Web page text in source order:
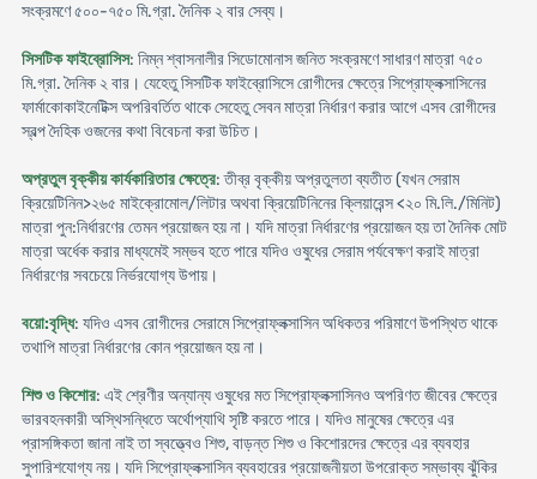
সংক্রমণে ৫০০-৭৫০ মি.গ্রা. দৈনিক ২ বার সেব্য।
সিসটিক ফাইব্রোসিস: নিম্ন শ্বাসনালীর সিডোমোনাস জনিত সংক্রমণে সাধারণ মাত্রা ৭৫০
মি.গ্রা. দৈনিক ২ বার। যেহেতু সিসটিক ফাইব্রোসিসে রোগীদের ক্ষেত্রে সিপ্রোফ্লক্সাসিনের
ফার্মাকোকাইনেটিক্স অপরিবর্তিত থাকে সেহেতু সেবন মাত্রা নির্ধারণ করার আগে এসব রোগীদের
স্বল্প দৈহিক ওজনের কথা বিবেচনা করা উচিত।
অপ্রতুল বৃক্কীয় কার্যকারিতার ক্ষেত্রে: তীব্র বৃক্কীয় অপ্রতুলতা ব্যতীত (যখন সেরাম
ক্রিয়েটিনিন>২৬৫ মাইক্রোমোল/লিটার অথবা ক্রিয়েটিনিনের ক্লিয়ারেন্স <২০ মি.লি./মিনিট)
মাত্রা পুন:নির্ধারণের তেমন প্রয়োজন হয় না। যদি মাত্রা নির্ধারণের প্রয়োজন হয় তা দৈনিক মোট
মাত্রা অর্ধেক করার মাধ্যমেই সম্ভব হতে পারে যদিও ওষুধের সেরাম পর্যবেক্ষণ করাই মাত্রা
নির্ধারণের সবচেয়ে নির্ভরযোগ্য উপায়।
বয়ো:বৃদ্ধি: যদিও এসব রোগীদের সেরামে সিপ্রোফ্লক্সাসিন অধিকতর পরিমাণে উপস্থিত থাকে
তথাপি মাত্রা নির্ধারণের কোন প্রয়োজন হয় না।
শিশু ও কিশোর: এই শ্রেণীর অন্যান্য ওষুধের মত সিপ্রোফ্লক্সাসিনও অপরিণত জীবের ক্ষেত্রে
ভারবহনকারী অস্থিসন্ধিতে অর্থোপ্যাথি সৃষ্টি করতে পারে। যদিও মানুষের ক্ষেত্রে এর
প্রাসঙ্গিকতা জানা নাই তা স্বত্ত্বেও শিশু, বাড়ন্ত শিশু ও কিশোরদের ক্ষেত্রে এর ব্যবহার
সুপারিশযোগ্য নয়। যদি সিপ্রোফ্লক্সাসিন ব্যবহারের প্রয়োজনীয়তা উপরোক্ত সম্ভাব্য ঝুঁকির